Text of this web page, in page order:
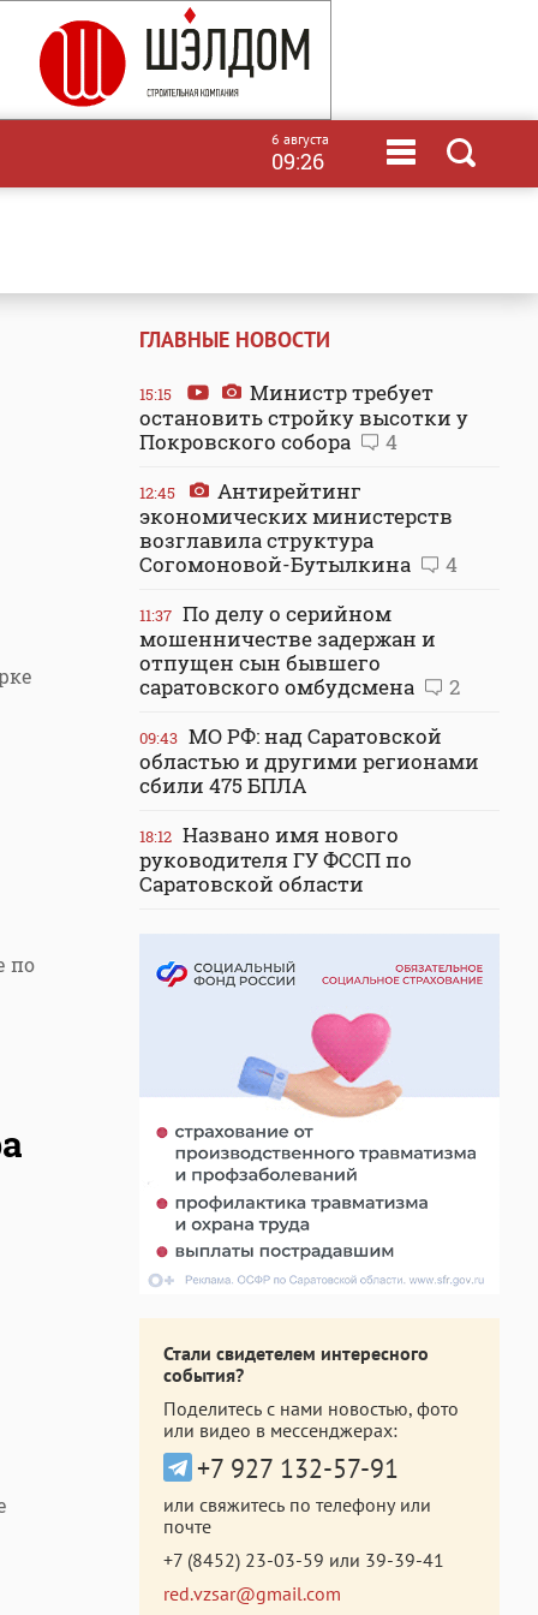
6 августа
09:26
по
ГЛАВНЫЕ НОВОСТИ
15:15
Министр требует
остановить стройку высотки у
Покровского собора
4
12:45
Антирейтинг
экономических министерств
возглавила структура
Согомоновой-Бутылкина
4
11:37 По делу о серийном
мошенничестве задержан и
отпущен сын бывшего
саратовского омбудсмена
2
09:43 МО РФ: над Саратовской
областью и другими регионами
сбили 475 БПЛА
18:12 Названо имя нового
руководителя ГУ ФССП по
Саратовской области
Стали свидетелем интересного
события?
Поделитесь с нами новостью, фото
или видео в мессенджерах:
+7 927 132-57-91
или свяжитесь по телефону или
почте
+7 (8452) 23-03-59 или 39-39-41
red.vzsar@gmail.com